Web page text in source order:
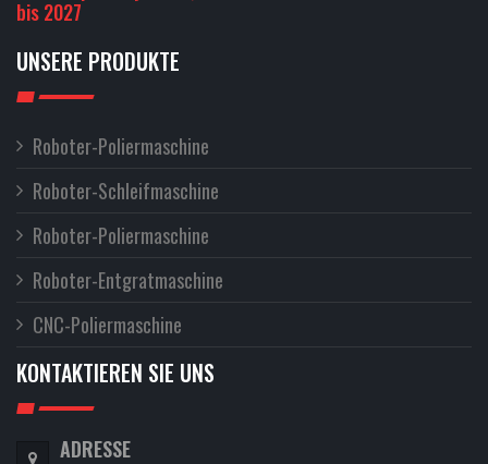
bis 2027
UNSERE PRODUKTE
Roboter-Poliermaschine
Roboter-Schleifmaschine
Roboter-Poliermaschine
Roboter-Entgratmaschine
CNC-Poliermaschine
KONTAKTIEREN SIE UNS
ADRESSE